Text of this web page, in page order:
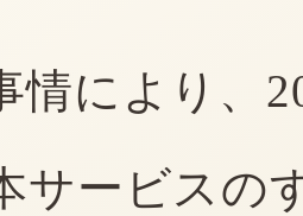
情により、
サービスの